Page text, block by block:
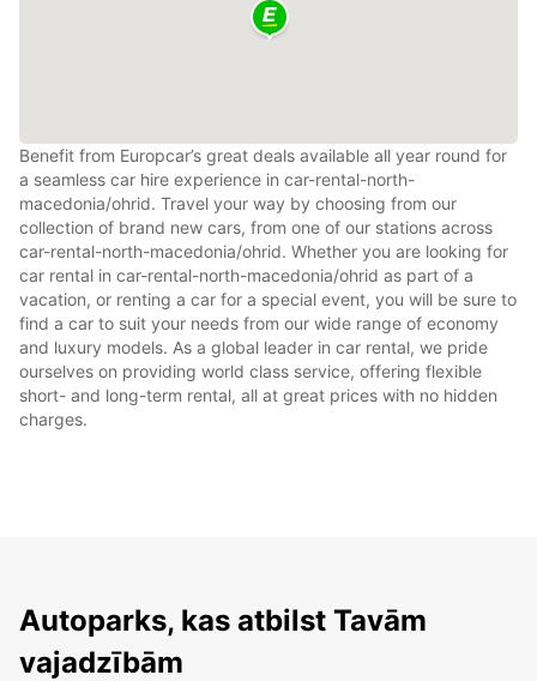
Benefit from Europcar’s great deals available all year round for
a seamless car hire experience in car-rental-north-
macedonia/ohrid. Travel your way by choosing from our
collection of brand new cars, from one of our stations across
car-rental-north-macedonia/ohrid. Whether you are looking for
car rental in car-rental-north-macedonia/ohrid as part of a
vacation, or renting a car for a special event, you will be sure to
find a car to suit your needs from our wide range of economy
and luxury models. As a global leader in car rental, we pride
ourselves on providing world class service, offering flexible
short- and long-term rental, all at great prices with no hidden
charges.
Autoparks, kas atbilst Tavām
vajadzībām